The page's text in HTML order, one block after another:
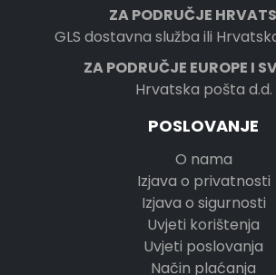
ZA PODRUČJE
GLS dostavna služba ili
ZA PODRUČJE EUROPE I
Hrvatska pošta d.d.
POSLOVANJE
O nama
Izjava o privatnosti
Izjava o sigurnosti
Uvjeti korištenja
Uvjeti poslovanja
Način plaćanja